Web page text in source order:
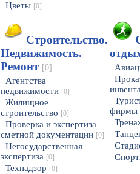
Цветы [0]
Строительство.
Недвижимость.
Ремонт [0]
Агентства
недвижимости [0]
Жилищное
строительство [0]
Проверка и экспертиза
сметной документации [0]
Негосударственная
экспертиза [0]
Технадзор [0]
фирмы